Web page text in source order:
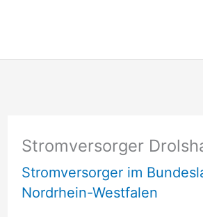
Stromversorger
Stromversorger im
Nordrhein-Westfalen